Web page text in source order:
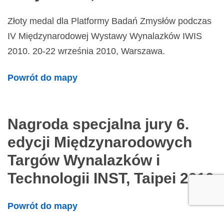
Złoty medal dla Platformy Badań Zmysłów podczas
IV Międzynarodowej Wystawy Wynalazków IWIS
2010. 20-22 września 2010, Warszawa.
Powrót do mapy
Nagroda specjalna jury 6.
edycji Międzynarodowych
Targów Wynalazków i
Technologii INST, Taipei 2010
Powrót do mapy